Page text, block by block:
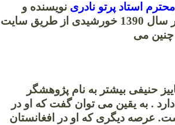
محترم استاد پرتو نادری نویسنده و
پژوهشگر عزیز نگارش یافته و در سال 1390 خورشیدی از طریق سایت
می
حنیفی بیشتر به نام پژوهشگر
. به یقین می توان گفت که او در
عرصه دیگری که او در افغانستان